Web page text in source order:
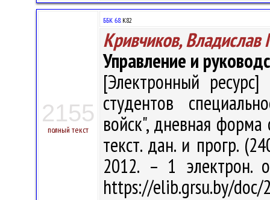
2155
полный текст
ББК 68.К82
Кривчиков, Владислав
Управление и
[Электронный
студентов
войск", дневная
текст. дан. и прогр.
2012. – 1 электрон.
https://elib.grsu.by/doc/